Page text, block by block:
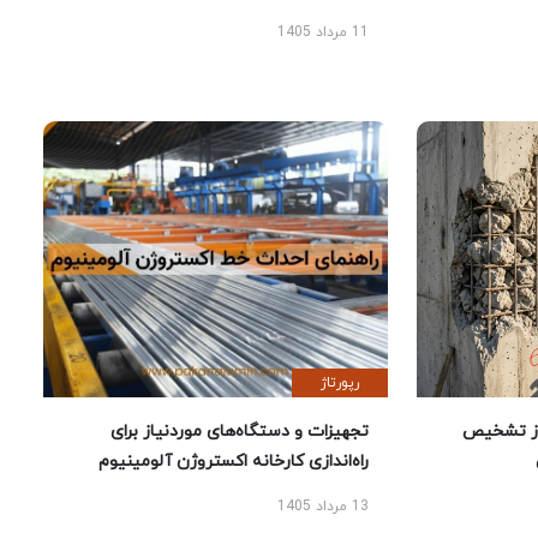
تشخیص
رپورتاژ
تجهیزات و دستگاه‌های موردنیاز برای
راه‌اندازی کارخانه اکستروژن آلومینیوم
13 مرداد 1405